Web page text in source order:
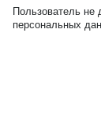
Пользователь не
персональных